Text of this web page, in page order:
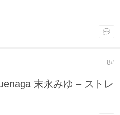
8#
末永みゆ – ストレ